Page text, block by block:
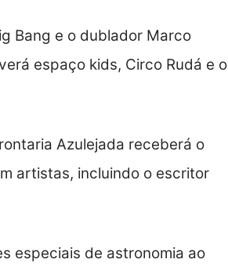
Bang e o dublador Marco
espaço kids, Circo Rudá e o
Azulejada receberá o
artistas, incluindo o escritor
especiais de astronomia ao